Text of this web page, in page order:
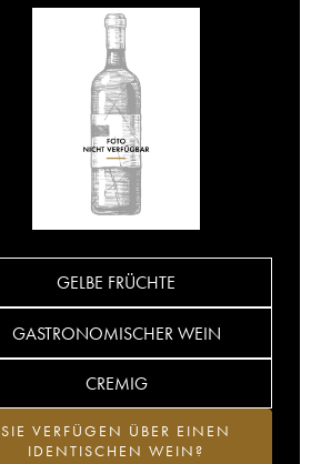
GELBE FRÜCHTE
GASTRONOMISCHER WEIN
CREMIG
SIE VERFÜGEN ÜBER EINEN
IDENTISCHEN WEIN?